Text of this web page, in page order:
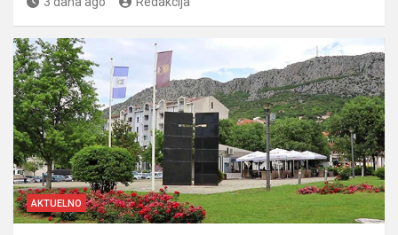
AKTUELNO